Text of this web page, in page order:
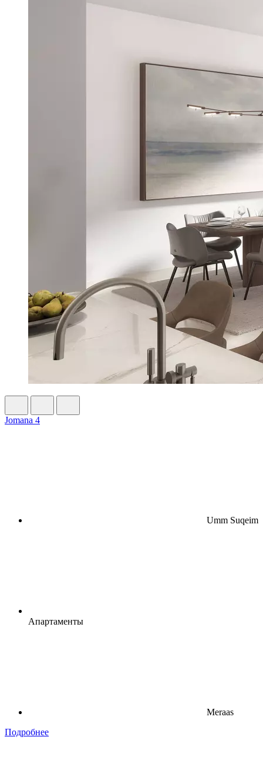
Jomana 4
Umm Suqeim
Апартаменты
Meraas
Подробнее